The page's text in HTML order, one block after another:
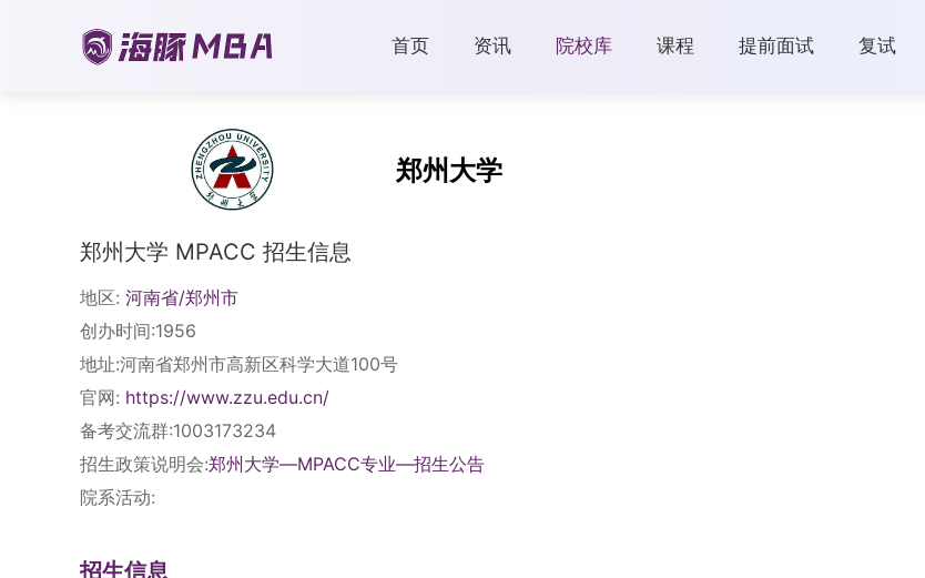
首页 资讯 院校库 课程 提前面试 复试
郑州大学
郑州大学 MPACC 招生信息
地区: 河南省/郑州市
创办时间:1956
地址:河南省郑州市高新区科学大道100号
官网: https://www.zzu.edu.cn/
备考交流群:1003173234
招生政策说明会:郑州大学—MPACC专业—招生公告
院系活动:
招生信息